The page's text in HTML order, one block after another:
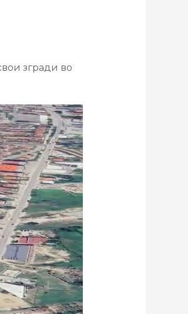
згради во